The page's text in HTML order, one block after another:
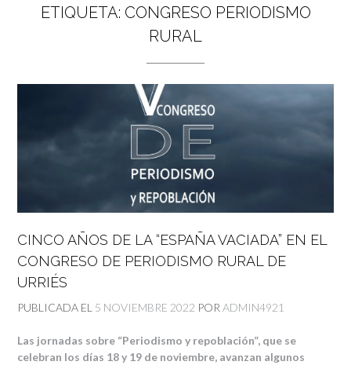
ETIQUETA: CONGRESO PERIODISMO
RURAL
CINCO AÑOS DE LA “ESPAÑA VACIADA” EN EL
CONGRESO DE PERIODISMO RURAL DE
URRIÉS
PUBLICADA EL 5 NOVIEMBRE 2022 POR ADMIN4921
Las jornadas sobre “Periodismo y repoblación”, que se
celebran los días 18 y 19 de noviembre, avanzan algunos